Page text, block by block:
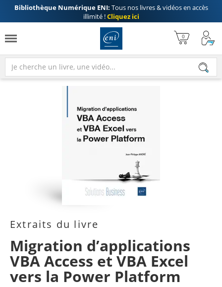
Bibliothèque Numérique ENI: Tous nos livres & vidéos en accès
illimité !Cliquez ici
Extraits du livre
Migration d’applications
VBA Access et VBA Excel
vers la Power Platform